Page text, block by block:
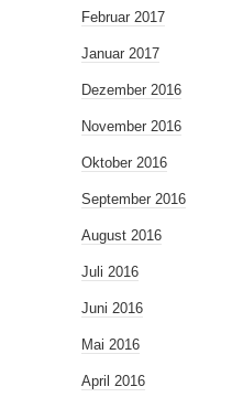
Februar 2017
Januar 2017
Dezember 2016
November 2016
Oktober 2016
September 2016
August 2016
Juli 2016
Juni 2016
Mai 2016
April 2016